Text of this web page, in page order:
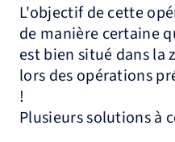
L'objectif de cette
de manière certaine
est bien situé dans la
lors des opérations
!
Plusieurs solutions à